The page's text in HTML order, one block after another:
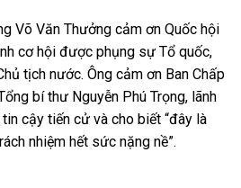
Võ Văn Thưởng cảm ơn Quốc hội
cơ hội được phụng sự Tổ quốc,
tịch nước. Ông cảm ơn Ban Chấp
bí thư Nguyễn Phú Trọng, lãnh
cậy tiến cử và cho biết “đây là
nhiệm hết sức nặng nề”.